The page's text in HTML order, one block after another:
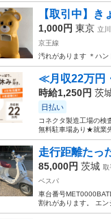
【取引中】き
1,000円 東京 立
京王線
汚れがあります ＊ハン
≪月収22万円
時給1,250円 茨
日払い
コネクタ製造工場の
無料駐車場あり★就業
走行距離た
85,000円 茨城 取
ベスパ
車台番号
割れがあります。 エン